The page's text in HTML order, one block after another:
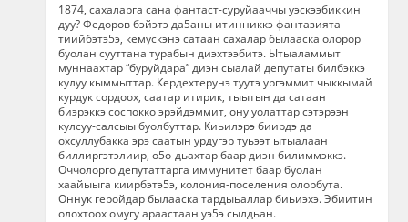
1874, сахаларга сана фантаст-суруйааччы уэскээбиккин
дуу? Федоров бэйэтэ да5аны итинниккэ фантазията
тиийбэтэ5э, кемускэнэ сатаан сахалар былааска олорор
буолан сууттана турабын диэхтээбитэ. Ытыаламмыт
муннаахтар “буруйдара” диэн сыалай депутаты билбэккэ
кулуу кыммыттар. Кердехтерунэ туутэ ургэммит чыккымай
курдук сордоох, саатар итирик, тыытын да сатаан
биэрэккэ соспокко эрэйдэммит, ону уолаттар сэтэрээн
кулсуу-салсыы буолбуттар. Киьилэрэ биирдэ да
охсуллубакка эрэ саатын урдугэр туьээт ытыалаан
биллиргэтэлиир, о5о-дьахтар баар диэн билиммэккэ.
Оччолорго депутаттарга иммунитет баар буолан
хаайыыга киирбэтэ5э, колония-поселения олорбута.
Оннук геройдар былааска тардыьаллар биьиэхэ. Эбиитин
олохтоох омугу араастаан уэ5э сылдьан.